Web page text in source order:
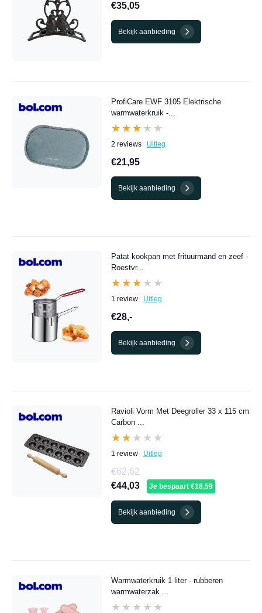
€35,05
Bekijk aanbieding
ProfiCare EWF 3105 Elektrische
warmwaterkruik -...
★★★★★
★★★★★
2 reviews Uitleg
€21,95
Bekijk aanbieding
Patat kookpan met frituurmand en zeef -
Roestvr...
★★★★★
★★★★★
1 review Uitleg
€28,-
Bekijk aanbieding
Ravioli Vorm Met Deegroller 33 x 115 cm
Carbon ...
★★★★★
★★★★★
1 review Uitleg
€62,62
€44,03
Je bespaart €18,59
Bekijk aanbieding
Warmwaterkruik 1 liter - rubberen
warmwaterzak ...
★★★★★
★★★★★